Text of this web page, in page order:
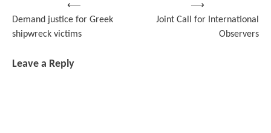
navigation
⟵
Demand justice for Greek
shipwreck victims
Joint Call for International
Observers
⟶
Leave a Reply